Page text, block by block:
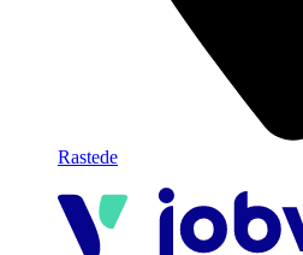
Rastede